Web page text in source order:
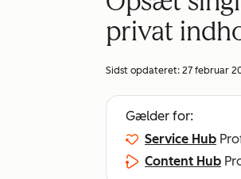
privat
Sidst opdateret: 27 februar
Gælder for:
Service Hub
Content Hub